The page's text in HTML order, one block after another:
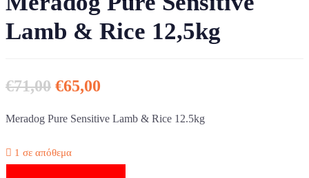
Lamb & Rice 12,5kg
€71,00 Original price was: €71,00.
€65,00
Meradog Pure Sensitive Lamb & Rice 12.5kg
1 σε απόθεμα